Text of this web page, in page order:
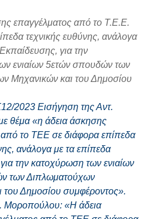
επαγγέλματος από το Τ.Ε.Ε.
τεχνικής ευθύνης, ανάλογα
για την
ενιαίων 5ετών σπουδών των
Μηχανικών και του Δημοσίου
2023 Εισήγηση της Αντ.
θέμα «η άδεια άσκησης
το ΤΕΕ σε διάφορα επίπεδα
ανάλογα με τα επίπεδα
την κατοχύρωση των ενιαίων
των Διπλωματούχων
του Δημοσίου συμφέροντος».
Μοροπούλου: «Η άδεια